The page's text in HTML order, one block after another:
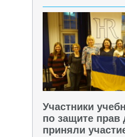
Участники
по защите прав
приняли